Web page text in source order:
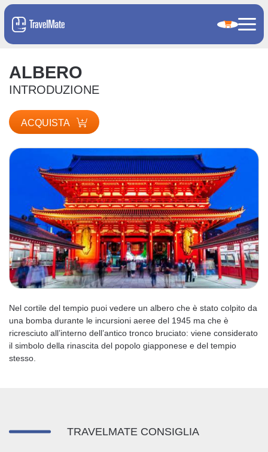
ALBERO
INTRODUZIONE
ACQUISTA
Nel cortile del tempio puoi vedere un albero che è stato colpito da
una bomba durante le incursioni aeree del 1945 ma che è
ricresciuto all’interno dell’antico tronco bruciato: viene considerato
il simbolo della rinascita del popolo giapponese e del tempio
stesso.
TRAVELMATE CONSIGLIA